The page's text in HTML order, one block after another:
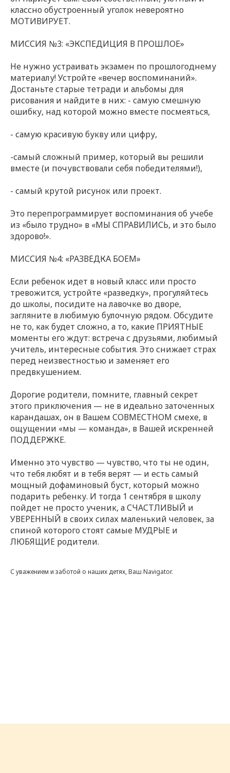
классно обустроенный уголок невероятно
МОТИВИРУЕТ.
МИССИЯ №3: «ЭКСПЕДИЦИЯ В ПРОШЛОЕ»
Не нужно устраивать экзамен по прошлогоднему
материалу! Устройте «вечер воспоминаний».
Достаньте старые тетради и альбомы для
рисования и найдите в них: - самую смешную
ошибку, над которой можно вместе посмеяться,
- самую красивую букву или цифру,
-самый сложный пример, который вы решили
вместе (и почувствовали себя победителями!),
- самый крутой рисунок или проект.
Это перепрограммирует воспоминания об учебе
из «было трудно» в «МЫ СПРАВИЛИСЬ, и это было
здорово!».
МИССИЯ №4: «РАЗВЕДКА БОЕМ»
Если ребенок идет в новый класс или просто
тревожится, устройте «разведку», прогуляйтесь
до школы, посидите на лавочке во дворе,
загляните в любимую булочную рядом. Обсудите
не то, как будет сложно, а то, какие ПРИЯТНЫЕ
моменты его ждут: встреча с друзьями, любимый
учитель, интересные события. Это снижает страх
перед неизвестностью и заменяет его
предвкушением.
Дорогие родители, помните, главный секрет
этого приключения — не в идеально заточенных
карандашах, он в Вашем СОВМЕСТНОМ смехе, в
ощущении «мы — команда», в Вашей искренней
ПОДДЕРЖКЕ.
Именно это чувство — чувство, что ты не один,
что тебялюбят и в тебя верят — и есть самый
мощный дофаминовый буст, который можно
подарить ребенку. И тогда 1 сентября в школу
пойдет не просто ученик, а СЧАСТЛИВЫЙ и
УВЕРЕННЫЙ в своих силах маленький человек, за
спиной которого стоят самые МУДРЫЕ и
ЛЮБЯЩИЕ родители.
С уважением и заботой о наших детях, Ваш Navigator.